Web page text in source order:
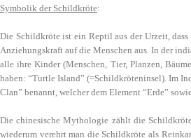
Symbolik der Schildkröte:
Die Schildkröte ist ein Reptil aus der Urzeit,
Anziehungskraft auf die Menschen aus. In der
alle ihre Kinder (Menschen, Tier, Planzen,
haben: “Turtle Island” (=Schildkröteninsel). Im
Clan” benannt, welcher dem Element “Erde”
Die chinesische Mythologie zählt die
wiederum verehrt man die Schildkröte als